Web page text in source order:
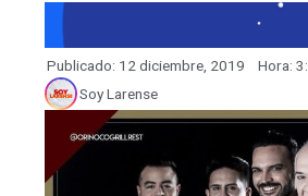
Publicado: 12 diciembre, 2019 Hora:
Soy Larense